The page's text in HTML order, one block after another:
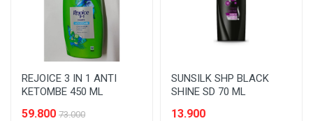
REJOICE 3 IN 1 ANTI
KETOMBE 450 ML
59.800 73.000
SUNSILK SHP BLACK
SHINE SD 70 ML
13.900